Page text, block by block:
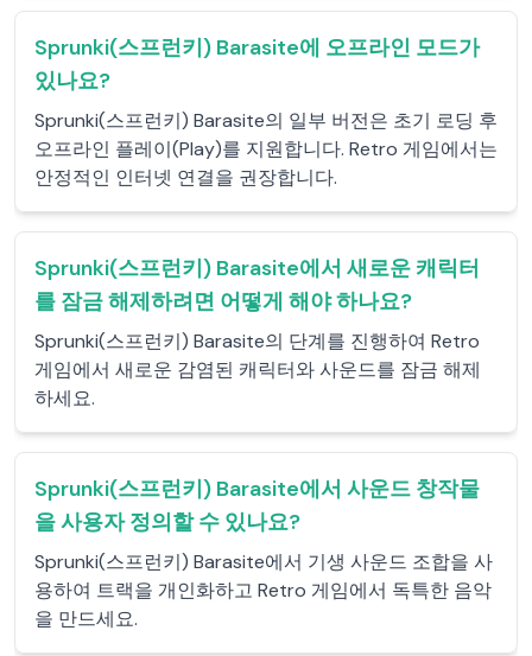
Sprunki(스프런키) Barasite에 오프라인 모드가
있나요?
Sprunki(스프런키) Barasite의 일부 버전은 초기 로딩 후
오프라인 플레이(Play)를 지원합니다. Retro 게임에서는
안정적인 인터넷 연결을 권장합니다.
Sprunki(스프런키) Barasite에서 새로운 캐릭터
를 잠금 해제하려면 어떻게 해야 하나요?
Sprunki(스프런키) Barasite의 단계를 진행하여 Retro
게임에서 새로운 감염된 캐릭터와 사운드를 잠금 해제
하세요.
Sprunki(스프런키) Barasite에서 사운드 창작물
을 사용자 정의할 수 있나요?
Sprunki(스프런키) Barasite에서 기생 사운드 조합을 사
용하여 트랙을 개인화하고 Retro 게임에서 독특한 음악
을 만드세요.